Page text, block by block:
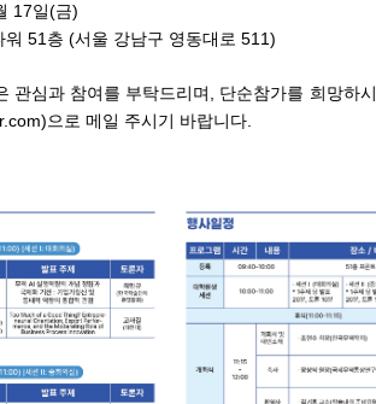
17일(금)
워 51층 (서울 강남구 영동대로 511)
관심과 참여를 부탁드리며, 단순참가를 희망하
으로 메일 주시기 바랍니다.